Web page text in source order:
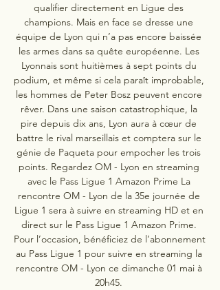
qualifier directement en Ligue des
champions. Mais en face se dresse une
équipe de Lyon qui n’a pas encore baissée
les armes dans sa quête européenne. Les
Lyonnais sont huitièmes à sept points du
podium, et même si cela paraît improbable,
les hommes de Peter Bosz peuvent encore
rêver. Dans une saison catastrophique, la
pire depuis dix ans, Lyon aura à cœur de
battre le rival marseillais et comptera sur le
génie de Paqueta pour empocher les trois
points. Regardez OM - Lyon en streaming
avec le Pass Ligue 1 Amazon Prime La
rencontre OM - Lyon de la 35e journée de
Ligue 1 sera à suivre en streaming HD et en
direct sur le Pass Ligue 1 Amazon Prime.
Pour l’occasion, bénéficiez de l’abonnement
au Pass Ligue 1 pour suivre en streaming la
rencontre OM - Lyon ce dimanche 01 mai à
20h45.